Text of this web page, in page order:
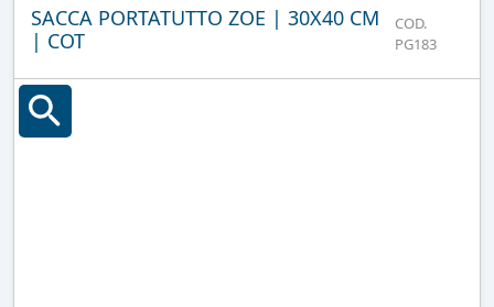
SACCA PORTATUTTO ZOE | 30X40 CM
| COT
COD.
PG183